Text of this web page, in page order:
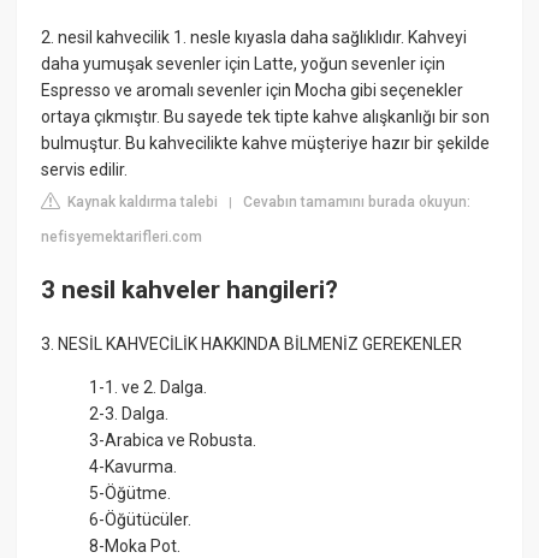
2. nesil kahvecilik 1. nesle kıyasla daha sağlıklıdır. Kahveyi
daha yumuşak sevenler için Latte, yoğun sevenler için
Espresso ve aromalı sevenler için Mocha gibi seçenekler
ortaya çıkmıştır. Bu sayede tek tipte kahve alışkanlığı bir son
bulmuştur. Bu kahvecilikte kahve müşteriye hazır bir şekilde
servis edilir.
Kaynak kaldırma talebi |Cevabın tamamını burada okuyun:
nefisyemektarifleri.com
3 nesil kahveler hangileri?
3. NESİL KAHVECİLİK HAKKINDA BİLMENİZ GEREKENLER
1-1. ve 2. Dalga.
2-3. Dalga.
3-Arabica ve Robusta.
4-Kavurma.
5-Öğütme.
6-Öğütücüler.
8-Moka Pot.